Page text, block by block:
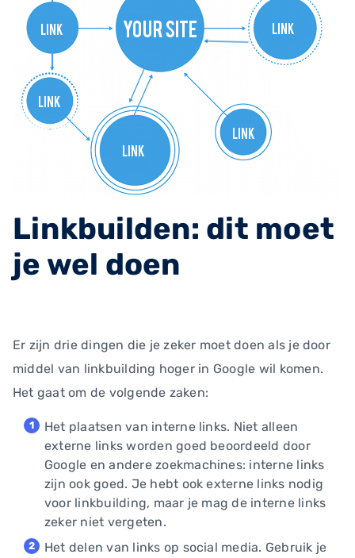
Linkbuilden: dit moet
je wel doen
Er zijn drie dingen die je zeker moet doen als je door
middel van linkbuilding hoger in Google wil komen.
Het gaat om de volgende zaken:
Het plaatsen van interne links. Niet alleen
externe links worden goed beoordeeld door
Google en andere zoekmachines: interne links
zijn ook goed. Je hebt ook externe links nodig
voor linkbuilding, maar je mag de interne links
zeker niet vergeten.
Het delen van links op social media. Gebruik je